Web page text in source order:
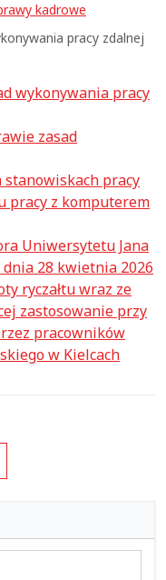
kadrowe
pracy zdalnej
wykonywania pracy
zasad
stanowiskach pracy
pracy z komputerem
Uniwersytetu Jana
28 kwietnia 2026
ryczałtu wraz ze
zastosowanie przy
pracowników
w Kielcach
link
krótki link